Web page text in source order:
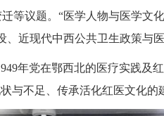
等议题。 “医学人物与医学文
近现代中西公共卫生政策与
年党在鄂西北的医疗实践及
与不足、传承活化红医文化的